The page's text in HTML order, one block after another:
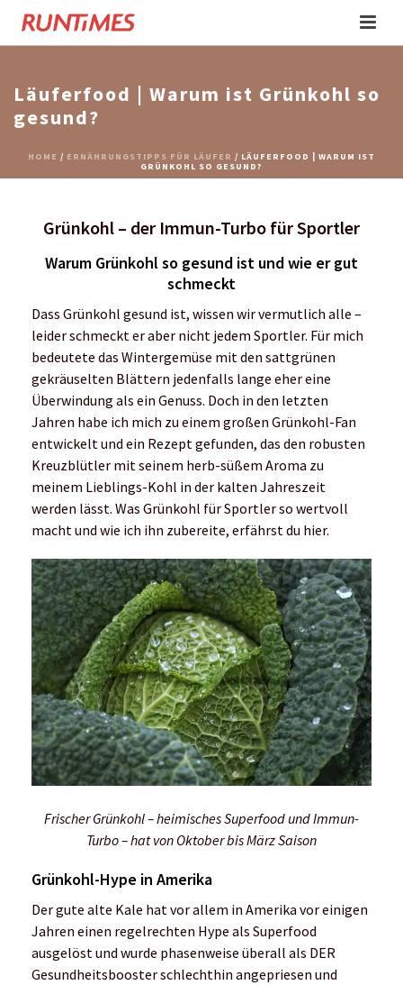
Läuferfood | Warum ist Grünkohl so
gesund?
HOME / ERNÄHRUNGSTIPPS FÜR LÄUFER / LÄUFERFOOD | WARUM IST
GRÜNKOHL SO GESUND?
Grünkohl – der Immun-Turbo für Sportler
Warum Grünkohl so gesund ist und wie er gut
schmeckt
Dass Grünkohl gesund ist, wissen wir vermutlich alle –
leider schmeckt er aber nicht jedem Sportler. Für mich
bedeutete das Wintergemüse mit den sattgrünen
gekräuselten Blättern jedenfalls lange eher eine
Überwindung als ein Genuss. Doch in den letzten
Jahren habe ich mich zu einem großen Grünkohl-Fan
entwickelt und ein Rezept gefunden, das den robusten
Kreuzblütler mit seinem herb-süßem Aroma zu
meinem Lieblings-Kohl in der kalten Jahreszeit
werden lässt. Was Grünkohl für Sportler so wertvoll
macht und wie ich ihn zubereite, erfährst du hier.
Frischer Grünkohl – heimisches Superfood und Immun-
Turbo – hat von Oktober bis März Saison
Grünkohl-Hype in Amerika
Der gute alte Kale hat vor allem in Amerika vor einigen
Jahren einen regelrechten Hype als Superfood
ausgelöst und wurde phasenweise überall als DER
Gesundheitsbooster schlechthin angepriesen und